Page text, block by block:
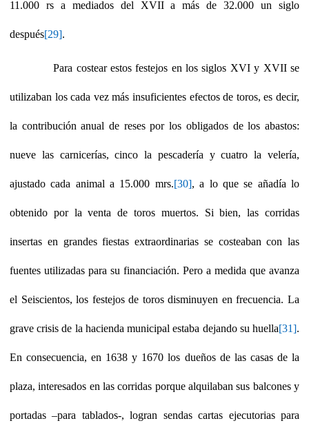
11.000 rs a mediados del XVII a más de 32.000 un siglo
después[29].
Para costear estos festejos en los siglos XVI y XVII se
utilizaban los cada vez más insuficientes efectos de toros, es decir,
la contribución anual de reses por los obligados de los abastos:
nueve las carnicerías, cinco la pescadería y cuatro la velería,
ajustado cada animal a 15.000 mrs.[30], a lo que se añadía lo
obtenido por la venta de toros muertos. Si bien, las corridas
insertas en grandes fiestas extraordinarias se costeaban con las
fuentes utilizadas para su financiación. Pero a medida que avanza
el Seiscientos, los festejos de toros disminuyen en frecuencia. La
grave crisis de la hacienda municipal estaba dejando su huella[31].
En consecuencia, en 1638 y 1670 los dueños de las casas de la
plaza, interesados en las corridas porque alquilaban sus balcones y
portadas –para tablados-, logran sendas cartas ejecutorias para